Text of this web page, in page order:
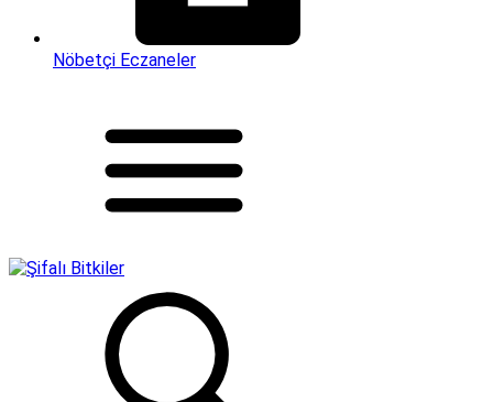
Nöbetçi Eczaneler